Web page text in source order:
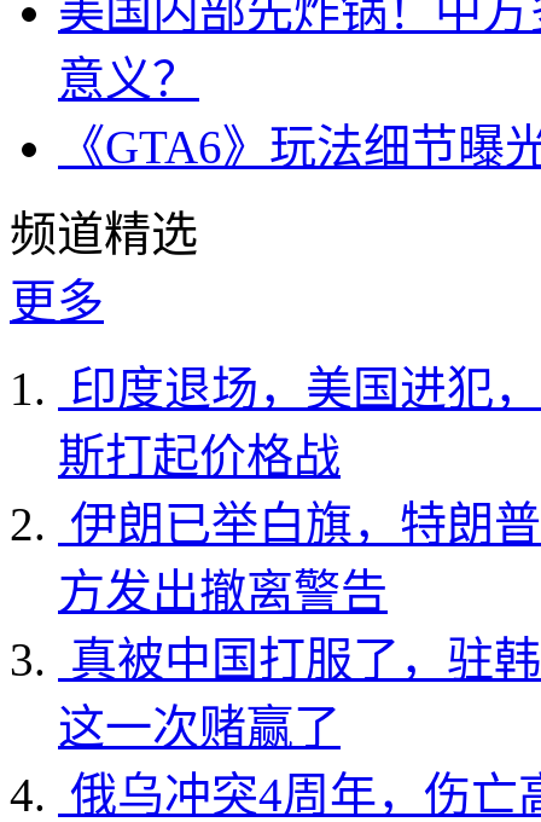
美国内部先炸锅！中
意义？
《GTA6》玩法细节
频道精选
更多
印度退场，美国进犯
斯打起价格战
伊朗已举白旗，特朗
方发出撤离警告
真被中国打服了，驻
这一次赌赢了
俄乌冲突4周年，伤亡